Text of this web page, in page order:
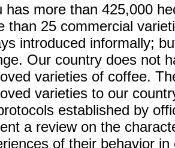
has more than 425,000
than 25 commercial
introduced informally;
Our country does not
varieties of coffee.
varieties to our
established by
a review on the
of their behavior